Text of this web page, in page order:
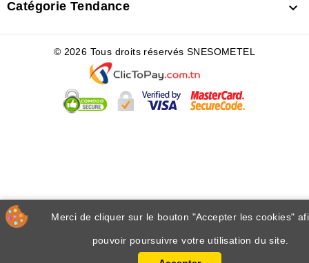
Catégorie Tendance 
Merci de cliquer sur le bouton "Accepter les cookies"
pouvoir poursuivre votre utilisation du site.
© 2026 Tous droits réservés SNESOMETEL